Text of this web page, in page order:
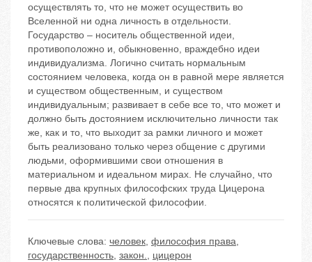
осуществлять то, что не может осуществить во
Вселенной ни одна личность в отдельности.
Государство – носитель общественной идеи,
противоположно и, обыкновенно, враждебно идеи
индивидуализма. Логично считать нормальным
состоянием человека, когда он в равной мере является
и существом общественным, и существом
индивидуальным; развивает в себе все то, что может и
должно быть достоянием исключительно личности так
же, как и то, что выходит за рамки личного и может
быть реализовано только через общение с другими
людьми, оформившими свои отношения в
материальном и идеальном мирах. Не случайно, что
первые два крупных философских труда Цицерона
относятся к политической философии.
Ключевые слова: человек, философия права,
государственность, закон., цицерон